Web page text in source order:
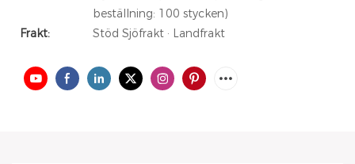
beställning: 100 stycken)
Frakt:
Stöd Sjöfrakt · Landfrakt